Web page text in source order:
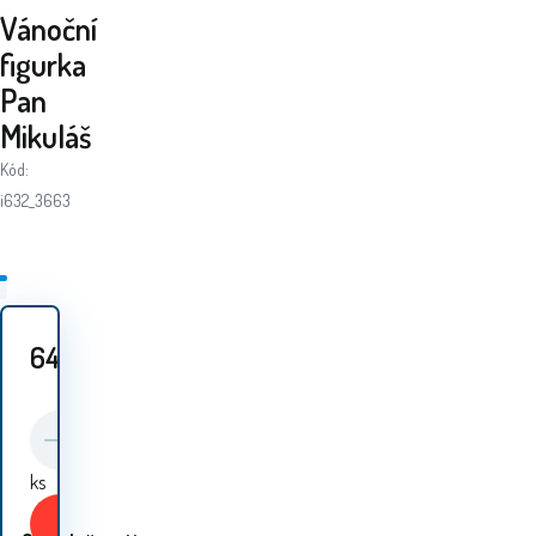
Vánoční
figurka
Pan
Mikuláš
Kód:
i632_3663
649
ks